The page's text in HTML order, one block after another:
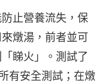
止營養流失，保
燉湯，前者並可
睇火」。測試了
有安全測試；在燉